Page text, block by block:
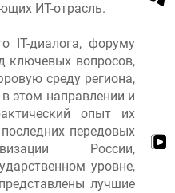
ИТ-отрасль.
IT-диалога, форуму
ключевых вопросов,
среду региона,
в этом направлении и
опыт их
передовых
России,
уровне,
лучшие